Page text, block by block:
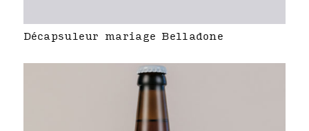
Décapsuleur mariage Belladone